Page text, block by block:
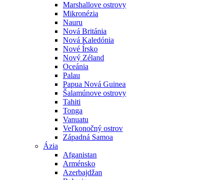
Marshallove ostrovy
Mikronézia
Nauru
Nová Británia
Nová Kaledónia
Nové Írsko
Nový Zéland
Oceánia
Palau
Papua Nová Guinea
Šalamúnove ostrovy
Tahiti
Tonga
Vanuatu
Veľkonočný ostrov
Západná Samoa
Ázia
Afganistan
Arménsko
Azerbajdžan